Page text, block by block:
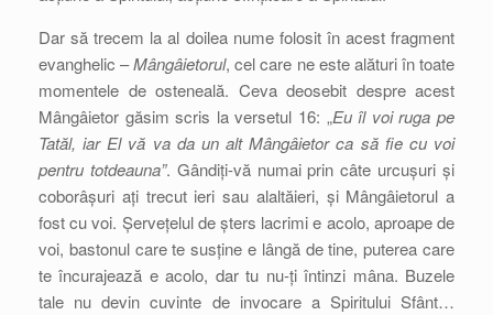
Dar să trecem la al doilea nume folosit în acest fragment
evanghelic –Mângâietorul, cel care ne este alături în toate
momentele de osteneală. Ceva deosebit despre acest
Mângâietor găsim scris la versetul 16: „Eu îl voi ruga pe
Tatăl, iar El vă va da un alt Mângâietor ca să fie cu voi
pentru totdeauna”. Gândiți-vă numai prin câte urcușuri și
coborâșuri ați trecut ieri sau alaltăieri, și Mângâietorul a
fost cu voi. Șervețelul de șters lacrimi e acolo, aproape de
voi, bastonul care te susține e lângă de tine, puterea care
te încurajează e acolo, dar tu nu-ți întinzi mâna. Buzele
tale nu devin cuvinte de invocare a Spiritului Sfânt…